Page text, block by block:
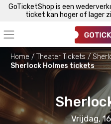
GoTicketShop is een
ticket kan hoger of lager
Home Theater Tickets
Sherlock Holmes tickets
Vrijdag,